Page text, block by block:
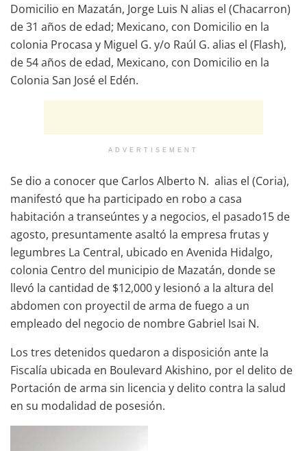
Domicilio en Mazatán, Jorge Luis N alias el (Chacarron)
de 31 años de edad; Mexicano, con Domicilio en la
colonia Procasa y Miguel G. y/o Raúl G. alias el (Flash),
de 54 años de edad, Mexicano, con Domicilio en la
Colonia San José el Edén.
ADVERTISEMENT
Se dio a conocer que Carlos Alberto N. alias el (Coria),
manifestó que ha participado en robo a casa
habitación a transeúntes y a negocios, el pasado15 de
agosto, presuntamente asaltó la empresa frutas y
legumbres La Central, ubicado en Avenida Hidalgo,
colonia Centro del municipio de Mazatán, donde se
llevó la cantidad de $12,000 y lesionó a la altura del
abdomen con proyectil de arma de fuego a un
empleado del negocio de nombre Gabriel Isai N.
Los tres detenidos quedaron a disposición ante la
Fiscalía ubicada en Boulevard Akishino, por el delito de
Portación de arma sin licencia y delito contra la salud
en su modalidad de posesión.